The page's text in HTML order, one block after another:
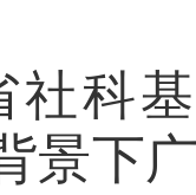
社科
景下